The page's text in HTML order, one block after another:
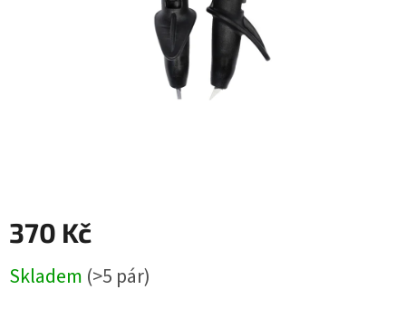
370 Kč
cena:
Skladem (>5 pár)